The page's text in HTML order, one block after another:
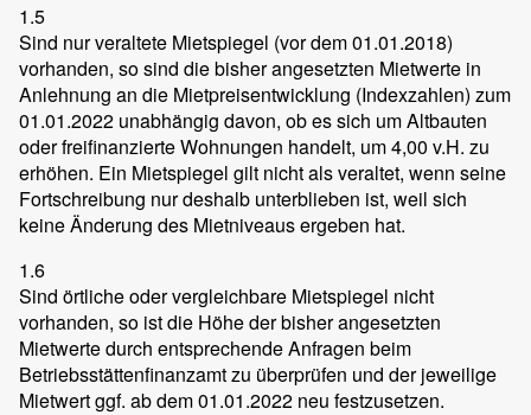
1.5
Sind nur veraltete Mietspiegel (vor dem 01.01.2018)
vorhanden, so sind die bisher angesetzten Mietwerte in
Anlehnung an die Mietpreisentwicklung (Indexzahlen) zum
01.01.2022 unabhängig davon, ob es sich um Altbauten
oder freifinanzierte Wohnungen handelt, um 4,00 v.H. zu
erhöhen. Ein Mietspiegel gilt nicht als veraltet, wenn seine
Fortschreibung nur deshalb unterblieben ist, weil sich
keine Änderung des Mietniveaus ergeben hat.
1.6
Sind örtliche oder vergleichbare Mietspiegel nicht
vorhanden, so ist die Höhe der bisher angesetzten
Mietwerte durch entsprechende Anfragen beim
Betriebsstättenfinanzamt zu überprüfen und der jeweilige
Mietwert ggf. ab dem 01.01.2022 neu festzusetzen.